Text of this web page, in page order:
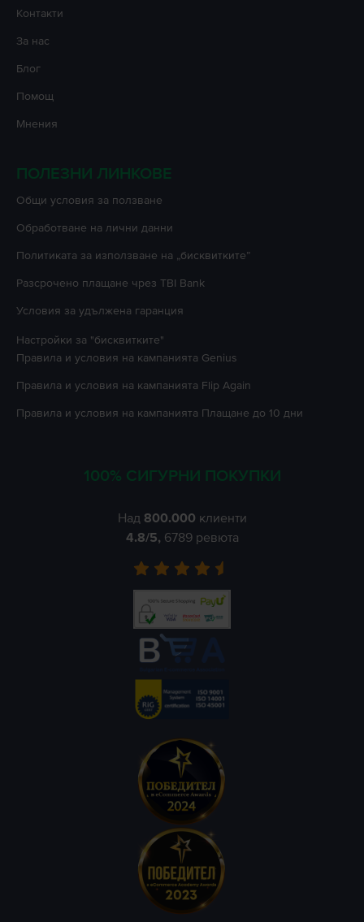
Контакти
За нас
Блог
Помощ
Мнения
ПОЛЕЗНИ ЛИНКОВЕ
Oбщи условия за ползване
Oбработване на лични данни
Политиката за използване на „бисквитките”
Разсрочено плащане чрез TBI Bank
Условия за удължена гаранция
Настройки за "бисквитките"
Правила и условия на кампанията Genius
Правила и условия на кампанията Flip Again
Правила и условия на кампанията Плащане до 10 дни
100% СИГУРНИ ПОКУПКИ
Над 800.000 клиенти
4.8/5, 6789 ревюта